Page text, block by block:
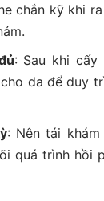
chắn kỹ khi
: Sau khi cấy
da để duy
: Nên tái
quá trình hồi